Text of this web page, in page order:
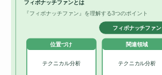
フィボナッチファンとは
『フィボナッチファン』を理解する3つのポイント
フィボナッチファン
位置づけ
テクニカル分析
関連領域
テクニカル分析